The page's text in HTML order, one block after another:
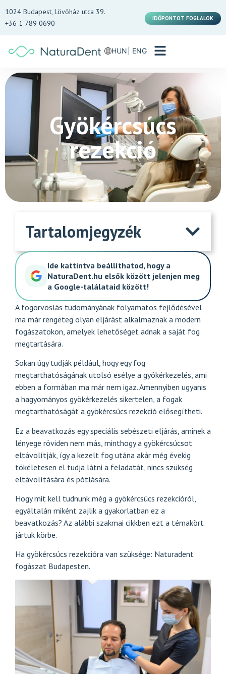
1024 Budapest, Lövőház utca 39.
+36 1 789 0690
IDŐPONTOT FOGLALOK
HUN ENG
Gyökércsúcs
rezekció
Tartalomjegyzék
Ide kattintva beállíthatod, hogy a
NaturaDent.hu elsők között jelenjen meg
a Google-találataid között!
A fogorvoslás tudományának folyamatos fejlődésével
ma már rengeteg olyan eljárást alkalmaznak a modern
fogászatokon, amelyek lehetőséget adnak a saját fog
megtartására.
Sokan úgy tudják például, hogy egy fog
megtarthatóságának utolsó esélye a gyökérkezelés, ami
ebben a formában ma már nem igaz. Amennyiben ugyanis
a hagyományos gyökérkezelés sikertelen, a fogak
megtarthatóságát a gyökércsúcs rezekció elősegítheti.
Ez a beavatkozás egy speciális sebészeti eljárás, aminek a
lényege röviden nem más, minthogy a gyökércsúcsot
eltávolítják, így a kezelt fog utána akár még évekig
tökéletesen el tudja látni a feladatát, nincs szükség
eltávolítására és pótlására.
Hogy mit kell tudnunk még a gyökércsúcs rezekcióról,
egyáltalán miként zajlik a gyakorlatban ez a
beavatkozás? Az alábbi szakmai cikkben ezt a témakört
jártuk körbe.
Ha gyökércsúcs rezekcióra van szüksége: Naturadent
fogászat Budapesten.